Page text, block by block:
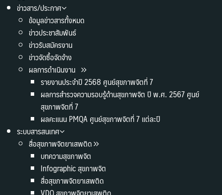
ข่าวสาร/ประกาศ
ข้อมูลข่าวสารทั้งหมด
ข่าวประชาสัมพันธ์
ข่าวรับสมัครงาน
ข่าวจัดซื้อจัดจ้าง
ผลการดำเนินงาน
รายงานประจำปี 2568 ศูนย์สุขภาพจิตที่ 7
ผลการสำรวจความรอบรู้ด้านสุขภาพจิต ปี พ.ศ. 2567 ศูนย์
สุขภาพจิตที่ 7
ผลคะแนน PMQA ศูนย์สุขภาพจิตที่ 7 แต่ละปี
ระบบสารสนเทศ
สื่อสุขภาพจิตยาเสพติด
บทความสุขภาพจิต
Infographic สุขภาพจิต
สื่อสุขภาพจิตยาเสพติด